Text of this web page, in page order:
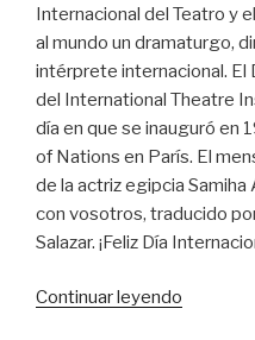
Internacional del Teatro y
al mundo un dramaturgo,
intérprete internacional. El
del International Theatre
día en que se inauguró en
of Nations en París. El
de la actriz egipcia
con vosotros, traducido
Salazar. ¡Feliz Día
Continuar leyendo